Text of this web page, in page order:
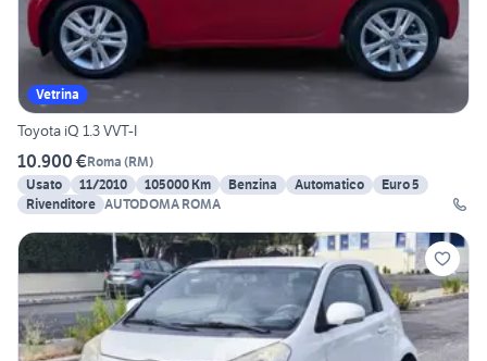
Vetrina
Toyota iQ 1.3 VVT-I
10.900 €Roma (RM)
Usato
11/2010 105000 Km Benzina Automatico
Euro 5
Rivenditore AUTODOMA ROMA